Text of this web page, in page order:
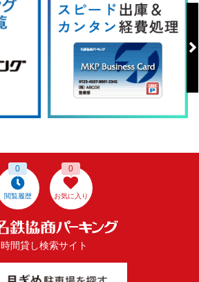
閲覧履歴
0
お気に入り
0
時間貸し検索サイト